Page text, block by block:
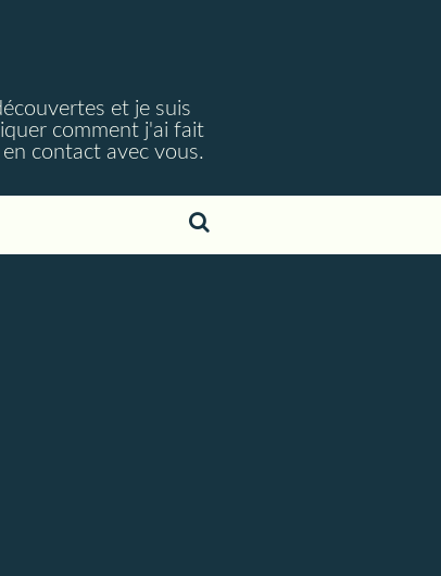
et je suis
comment j'ai fait
contact avec vous.